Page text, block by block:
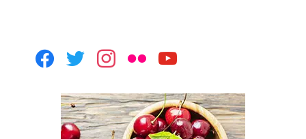
facebooktwitterinstagram
flickr youtube